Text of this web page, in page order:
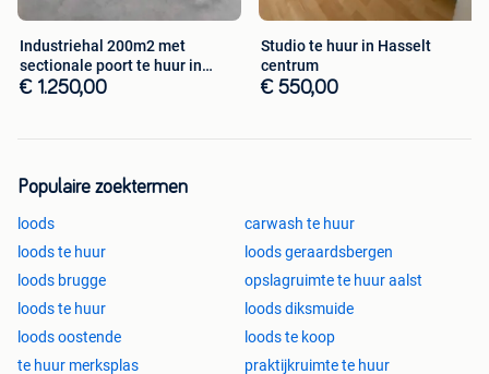
Industriehal 200m2 met
sectionale poort te huur in
Bilzen
€ 1.250,00
Studio te huur in Hasselt
centrum
€ 550,00
Populaire zoektermen
loods
carwash te huur
loods te huur
loods geraardsbergen
loods brugge
opslagruimte te huur aalst
loods te huur
loods diksmuide
loods oostende
loods te koop
te huur merksplas
praktijkruimte te huur